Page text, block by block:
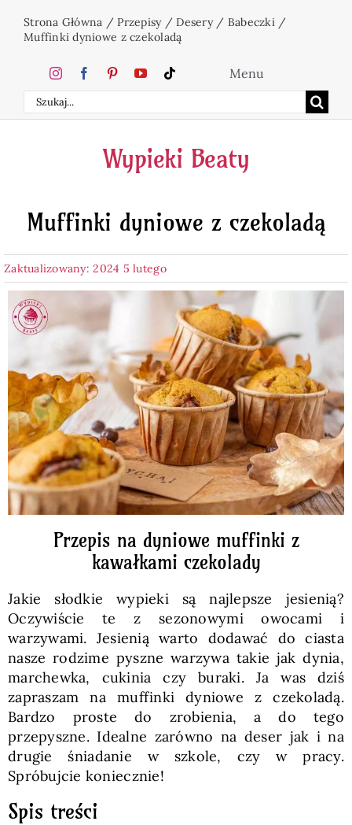
Strona Główna /Przepisy/Desery/ Babeczki/
Muffinki dyniowe z czekoladą
Szukaj
Menu
Home
Ciasta
Desery
Napoje
Pieczywo
Przetwory
Posiłki
Zdrowo i fit
SKLEP
Polski
Wypieki Beaty
Muffinki dyniowe z czekoladą
Zaktualizowany: 2024 5 lutego
Przepis na dyniowe muffinki z
kawałkami czekolady
Jakie słodkie wypieki są najlepsze jesienią?
Oczywiście te z sezonowymi owocami i
warzywami. Jesienią warto dodawać do ciasta
nasze rodzime pyszne warzywa takie jak dynia,
marchewka, cukinia czy buraki. Ja was dziś
zapraszam na muffinki dyniowe z czekoladą.
Bardzo proste do zrobienia, a do tego
przepyszne. Idealne zarówno na deser jak i na
drugie śniadanie w szkole, czy w pracy.
Spróbujcie koniecznie!
Spis treści